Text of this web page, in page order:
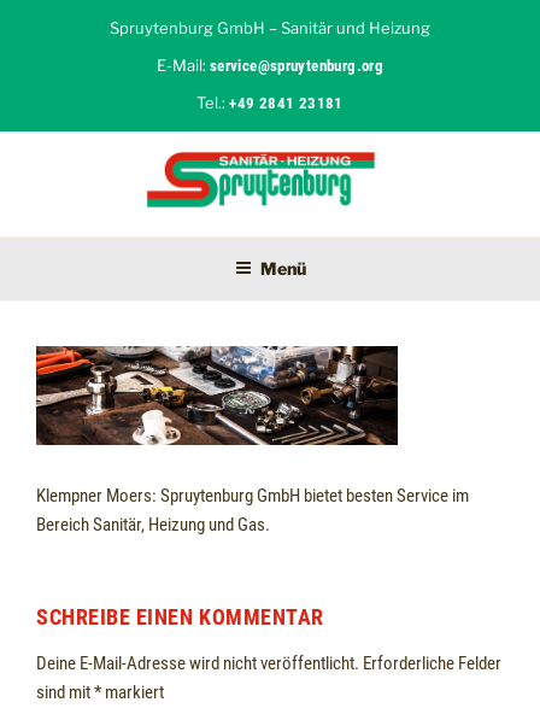
Spruytenburg GmbH – Sanitär und Heizung
E-Mail: service@spruytenburg.org
Tel.:+49 2841 23181
SPRUYTENBURG GMBH
Menü
Klempner Moers: Spruytenburg GmbH bietet besten Service im
Bereich Sanitär, Heizung und Gas.
SCHREIBE EINEN KOMMENTAR
Deine E-Mail-Adresse wird nicht veröffentlicht. Erforderliche Felder
sind mit*markiert